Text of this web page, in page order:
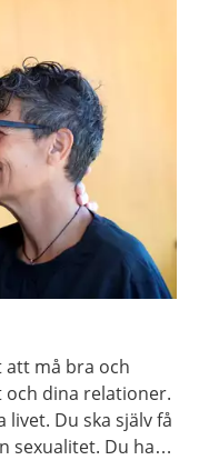
att må bra och
och dina relationer.
livet. Du ska själv få
sexualitet. Du har